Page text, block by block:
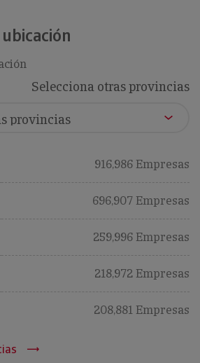
Selecciona otras provincias
916,986 Empresas
696,907 Empresas
259,996 Empresas
218,972 Empresas
208,881 Empresas